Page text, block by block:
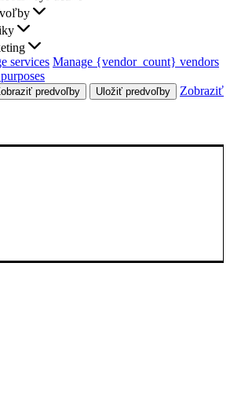
services Manage {vendor_count} vendors
predvoľby Uložiť predvoľby
Zobraziť